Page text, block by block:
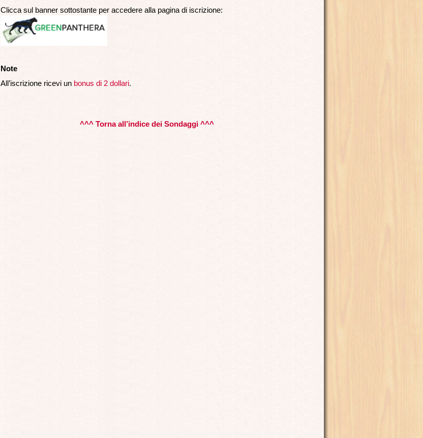
Clicca sul banner sottostante per accedere alla pagina di iscrizione:
Note
All’iscrizione ricevi un bonus di 2 dollari.
^^^ Torna all’indice dei Sondaggi ^^^